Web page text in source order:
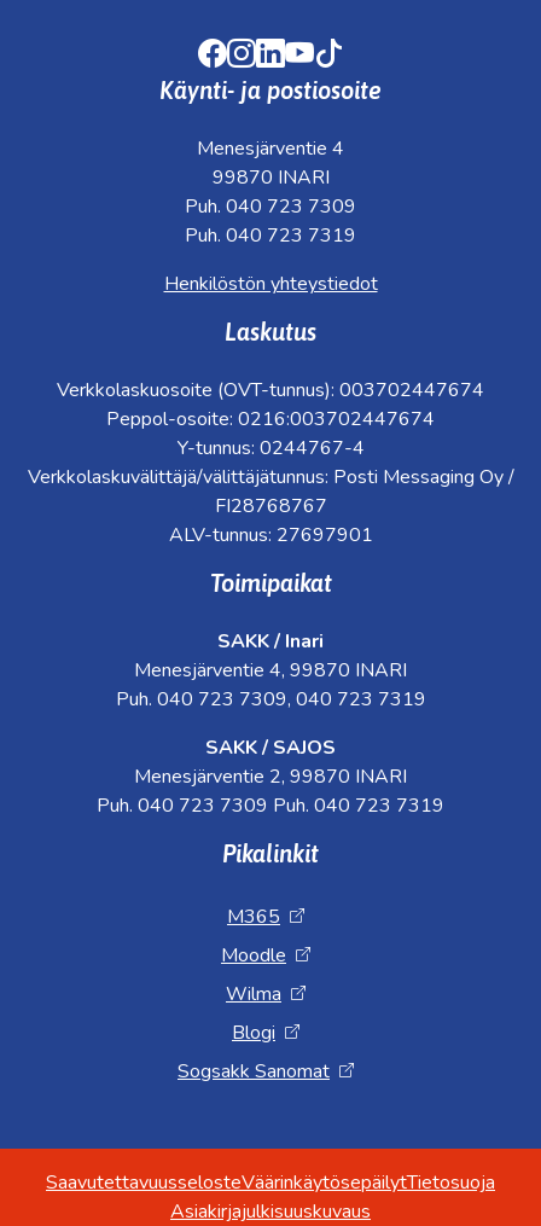
Facebook
Instagram
LinkedIn
Youtube
Käynti- ja postiosoite
Menesjärventie 4
99870 INARI
Puh. 040 723 7309
Puh. 040 723 7319
Henkilöstön yhteystiedot
Laskutus
Verkkolaskuosoite (OVT-tunnus): 003702447674
Peppol-osoite: 0216:003702447674
Y-tunnus: 0244767-4
Verkkolaskuvälittäjä/välittäjätunnus: Posti Messaging Oy /
FI28768767
ALV-tunnus: 27697901
Toimipaikat
SAKK / Inari
Menesjärventie 4, 99870 INARI
Puh. 040 723 7309, 040 723 7319
SAKK / SAJOS
Menesjärventie 2, 99870 INARI
Puh. 040 723 7309 Puh. 040 723 7319
Pikalinkit
M365
Moodle
Wilma
Blogi
Sogsakk Sanomat
SaavutettavuusselosteVäärinkäytösepäilytTietosuoja
Asiakirjajulkisuuskuvaus